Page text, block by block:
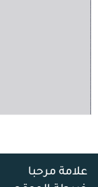
علامة مرحبا